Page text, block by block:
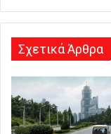
ν
Σχετικά Άρθρα